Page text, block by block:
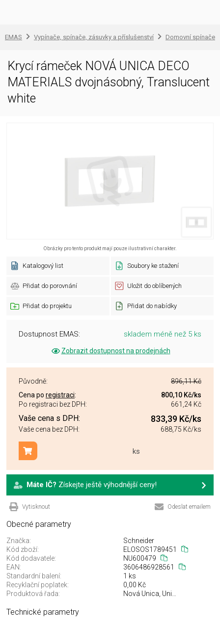
EMAS Vypínače, spínače, zásuvky a příslušenství Domovní spínače
Krycí rámeček NOVÁ UNICA DECO
MATERIALS dvojnásobný, Translucent
white
Obrázky pro tento produkt mají pouze ilustrativní charakter.
Katalogový list Soubory ke stažení
Přidat do porovnání Uložit do oblíbených
Přidat do projektu Přidat do nabídky
Dostupnost EMAS: skladem méně než 5 ks
Zobrazit dostupnost na prodejnách
Původně:
896,11 Kč
Cena po registraci: 800,10 Kč/ks
Po registraci bez DPH:
661,24 Kč
Vaše cena s DPH: 833,39 Kč/ks
Vaše cena bez DPH: 688,75 Kč/ks
ks
Přidat do košíku
Máte IČ? Získejte ještě výhodnější ceny!
Vytisknout Odeslat emailem
Obecné parametry
Značka:
Schneider
Kód zboží:
ELOSOS1789451
Kód dodavatele:
NU600479
EAN:
3606486928561
Standardní balení:
1 ks
Recyklační poplatek:
0,00 Kč
Produktová řada:
Nová Unica, Unica Deco Materials
Technické parametry